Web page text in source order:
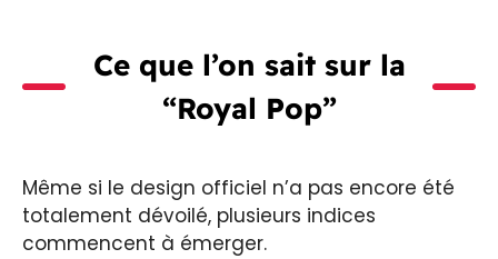
Ce que l’on sait sur la
“Royal Pop”
Même si le design officiel n’a pas encore été
totalement dévoilé, plusieurs indices
commencent à émerger.